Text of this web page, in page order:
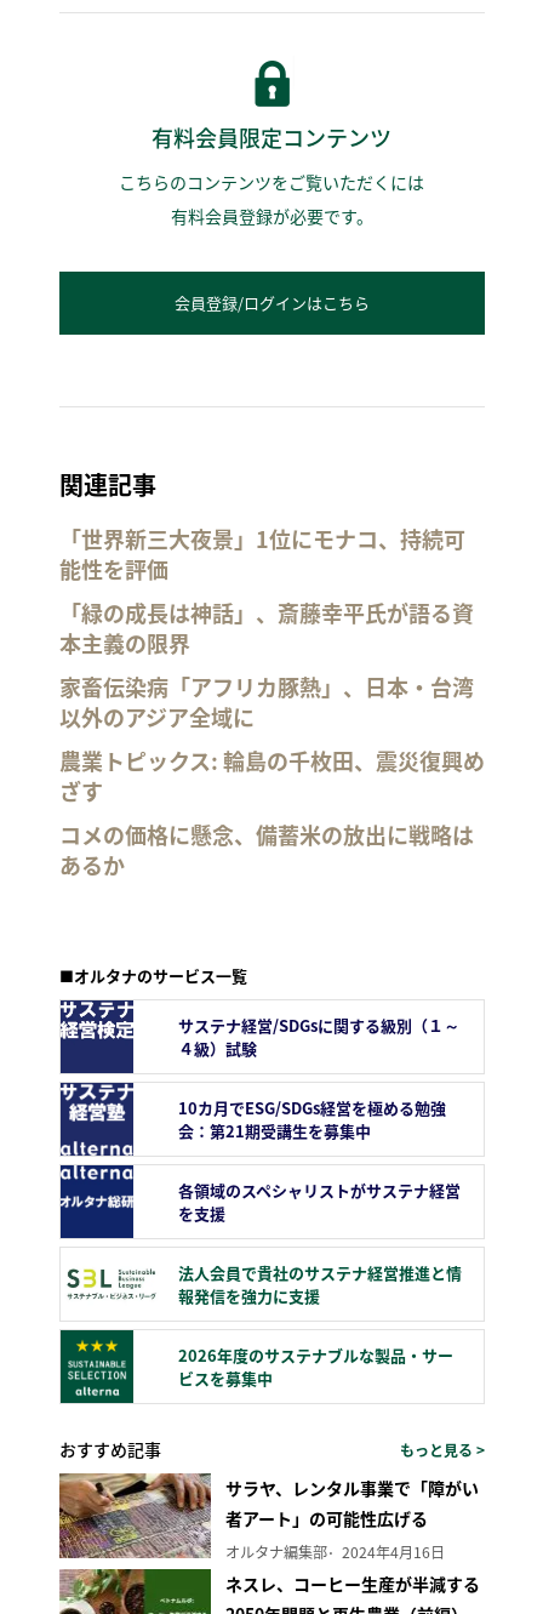
有料会員限定コンテンツ
こちらのコンテンツをご覧いただくには
有料会員登録が必要です。
会員登録/ログインはこちら
関連記事
「世界新三大夜景」1位にモナコ、持続可
能性を評価
「緑の成長は神話」、斎藤幸平氏が語る資
本主義の限界
家畜伝染病「アフリカ豚熱」、日本・台湾
以外のアジア全域に
農業トピックス: 輪島の千枚田、震災復興め
ざす
コメの価格に懸念、備蓄米の放出に戦略は
あるか
■オルタナのサービス一覧
サステナ経営/SDGsに関する級別（１～
４級）試験
10カ月でESG/SDGs経営を極める勉強
会：第21期受講生を募集中
各領域のスペシャリストがサステナ経営
を支援
法人会員で貴社のサステナ経営推進と情
報発信を強力に支援
2026年度のサステナブルな製品・サー
ビスを募集中
おすすめ記事 もっと見る >
サラヤ、レンタル事業で「障がい
者アート」の可能性広げる
オルタナ編集部 2024年4月16日
ネスレ、コーヒー生産が半減する